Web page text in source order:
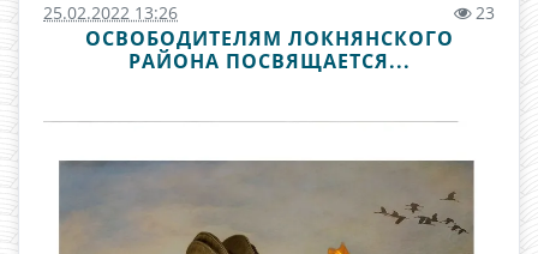
25.02.2022 13:26 23
ОСВОБОДИТЕЛЯМ ЛОКНЯНСКОГО
РАЙОНА ПОСВЯЩАЕТСЯ...